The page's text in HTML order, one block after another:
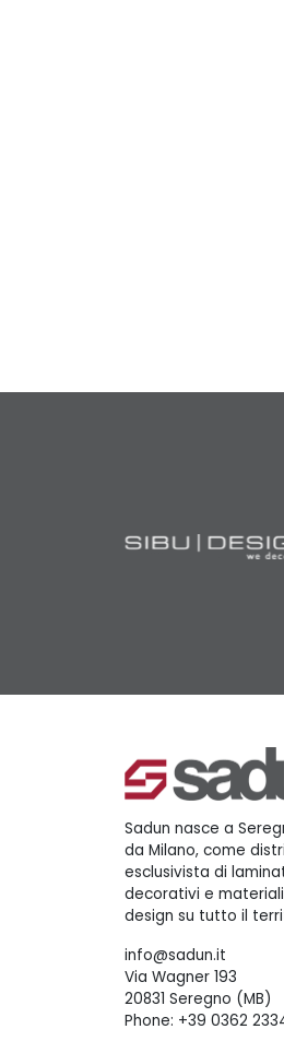
Sadun nasce a
da Milano, come
esclusivista di
decorativi e
design su tutto il
info@sadun.it
Via Wagner 193
20831 Seregno (MB)
Phone: +39 0362